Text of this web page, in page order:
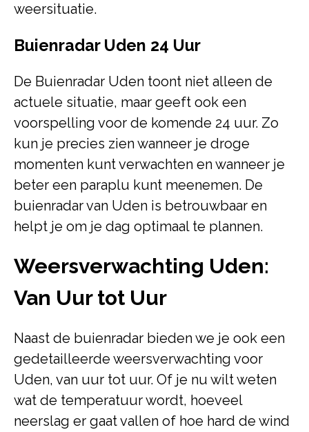
weersituatie.
Buienradar Uden 24 Uur
De Buienradar Uden toont niet alleen de
actuele situatie, maar geeft ook een
voorspelling voor de komende 24 uur. Zo
kun je precies zien wanneer je droge
momenten kunt verwachten en wanneer je
beter een paraplu kunt meenemen. De
buienradar van Uden is betrouwbaar en
helpt je om je dag optimaal te plannen.
Weersverwachting Uden:
Van Uur tot Uur
Naast de buienradar bieden we je ook een
gedetailleerde weersverwachting voor
Uden, van uur tot uur. Of je nu wilt weten
wat de temperatuur wordt, hoeveel
neerslag er gaat vallen of hoe hard de wind